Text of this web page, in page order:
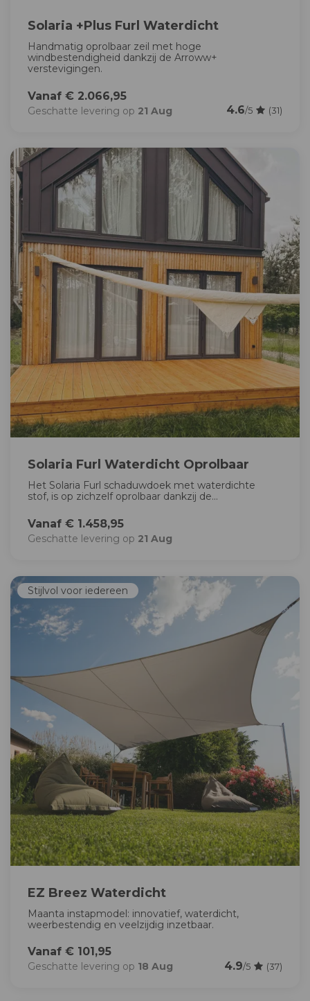
Solaria +Plus Furl Waterdicht
Handmatig oprolbaar zeil met hoge
windbestendigheid dankzij de Arroww+
verstevigingen.
Vanaf € 2.066,95
Geschatte levering op 21 Aug 4.6/5 (31)
Solaria Furl Waterdicht Oprolbaar
Het Solaria Furl schaduwdoek met waterdichte
stof, is op zichzelf oprolbaar dankzij de...
Vanaf € 1.458,95
Geschatte levering op 21 Aug
Stijlvol voor iedereen
EZ Breez Waterdicht
Maanta instapmodel: innovatief, waterdicht,
weerbestendig en veelzijdig inzetbaar.
Vanaf € 101,95
Geschatte levering op 18 Aug 4.9/5 (37)